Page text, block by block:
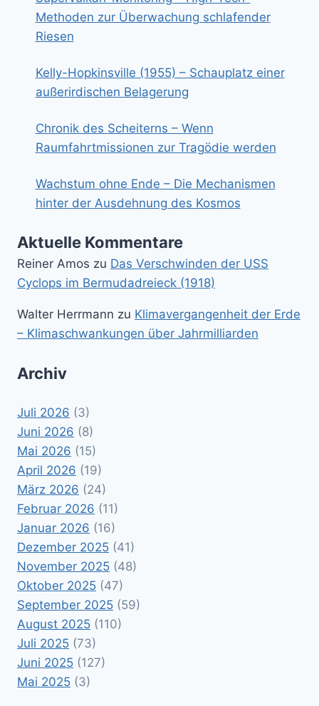
Methoden zur Überwachung schlafender
Riesen
Kelly-Hopkinsville (1955) – Schauplatz einer
außerirdischen Belagerung
Chronik des Scheiterns – Wenn
Raumfahrtmissionen zur Tragödie werden
Wachstum ohne Ende – Die Mechanismen
hinter der Ausdehnung des Kosmos
Aktuelle Kommentare
Reiner Amos zu Das Verschwinden der USS
Cyclops im Bermudadreieck (1918)
Walter Herrmann zu Klimavergangenheit der Erde
– Klimaschwankungen über Jahrmilliarden
Archiv
Juli 2026 (3)
Juni 2026 (8)
Mai 2026 (15)
April 2026 (19)
März 2026 (24)
Februar 2026 (11)
Januar 2026 (16)
Dezember 2025 (41)
November 2025 (48)
Oktober 2025 (47)
September 2025 (59)
August 2025 (110)
Juli 2025 (73)
Juni 2025 (127)
Mai 2025 (3)